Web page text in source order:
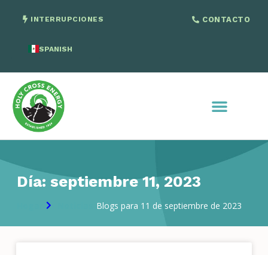
INTERRUPCIONES CONTACTO
SPANISH
Día: septiembre 11, 2023
Blogs para 11 de septiembre de 2023